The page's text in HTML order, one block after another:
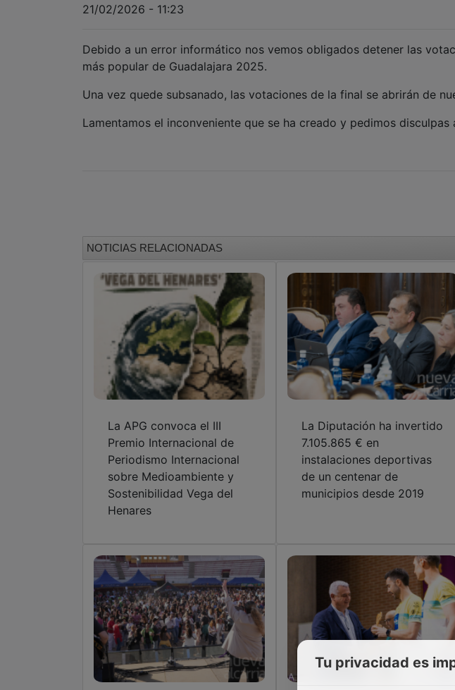
21/02/2026 - 11:23
Debido a un error informático nos vemos obligados detener las
más popular de Guadalajara 2025.
Una vez quede subsanado, las votaciones de la final se abrirán de
Lamentamos el inconveniente que se ha creado y pedimos
NOTICIAS RELACIONADAS
La APG convoca el III
Premio Internacional de
Periodismo Internacional
sobre Medioambiente y
Sostenibilidad Vega del
Henares
La Diputación ha invertido
7.105.865 € en
instalaciones deportivas
de un centenar de
municipios desde 2019
Tu privacidad es